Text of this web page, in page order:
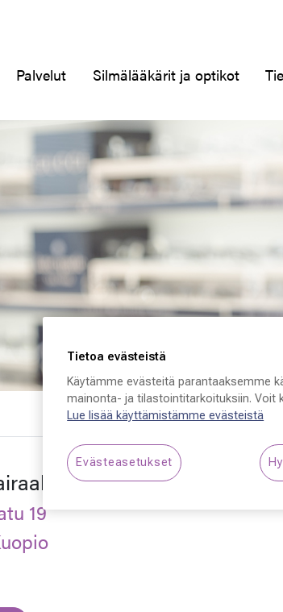
Palvelut Silmälääkärit ja optikot
Kuopio
19
Tietoa evästeistä
Käytämme evästeitä parantaaksemme
mainonta- ja tilastointitarkoituksiin. Voit
Lue lisää käyttämistämme evästeistä
Evästeasetukset